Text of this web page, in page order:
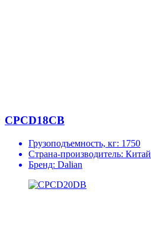
CPCD18CB
Грузоподъемность, кг: 1750
Страна-производитель: Китай
Бренд: Dalian